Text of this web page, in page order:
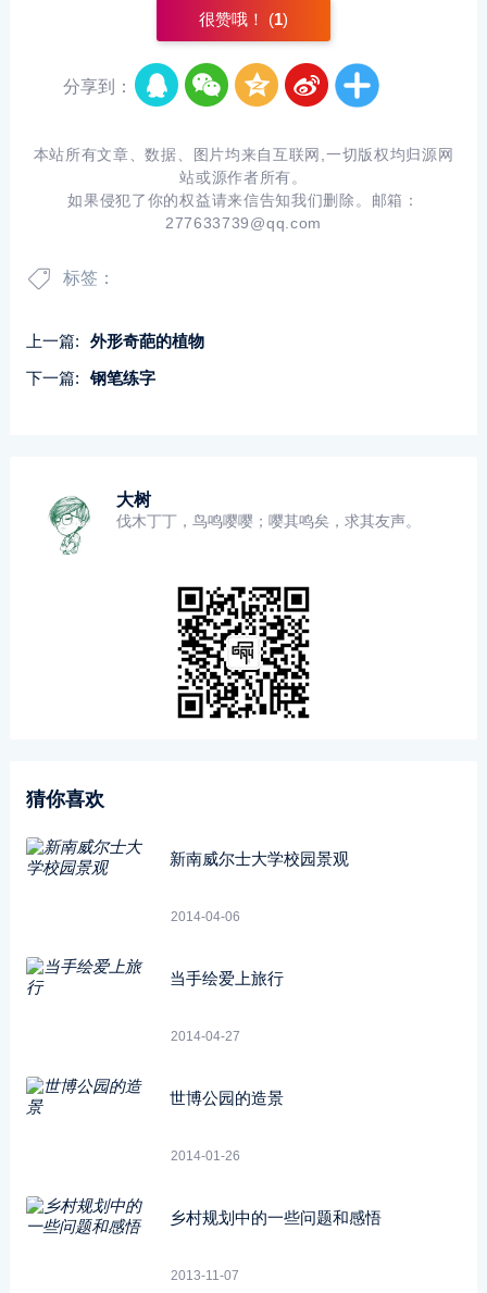
很赞哦！ (1)
分享到：
本站所有文章、数据、图片均来自互联网,一切版权均归源网
站或源作者所有。
如果侵犯了你的权益请来信告知我们删除。邮箱：
277633739@qq.com
标签：
上一篇:
外形奇葩的植物
下一篇:
钢笔练字
大树
伐木丁丁，鸟鸣嘤嘤；嘤其鸣矣，求其友声。
猜你喜欢
新南威尔士大学校园景观
2014-04-06
当手绘爱上旅行
2014-04-27
世博公园的造景
2014-01-26
乡村规划中的一些问题和感悟
2013-11-07